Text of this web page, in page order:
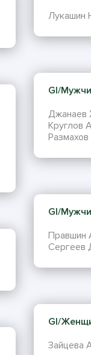
Лукашин
GI/
Джанаев
Круглов
Размахов
GI/
Правшин
Сергеев
GI/
Зайцева